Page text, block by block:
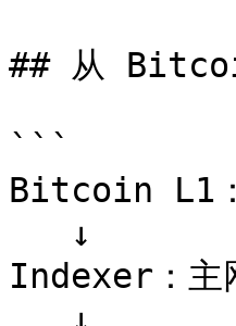
## 从
```
Bitcoin L1：
Indexer：主